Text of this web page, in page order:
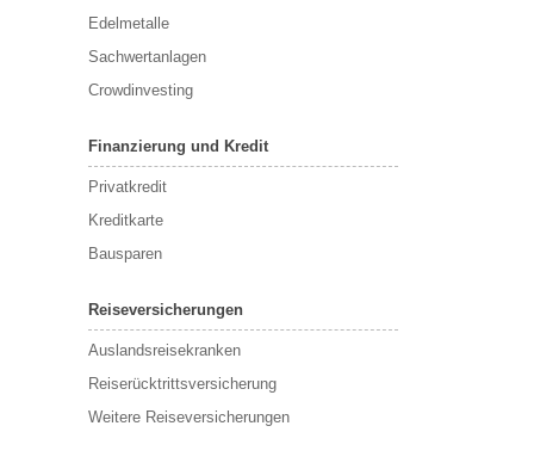
Edelmetalle
Sachwertanlagen
Crowdinvesting
Finanzierung und Kredit
Privatkredit
Kreditkarte
Bausparen
Reiseversicherungen
Auslandsreisekranken
Reiserücktrittsversicherung
Weitere Reiseversicherungen